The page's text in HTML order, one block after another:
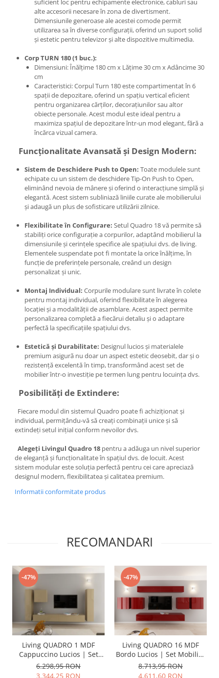
suficient loc pentru echipamente electronice, cabluri sau
alte accesorii necesare în zona de divertisment.
Dimensiunile generoase ale acestei comode permit
utilizarea sa în diverse configurații, oferind un suport solid
și estetic pentru televizor și alte dispozitive multimedia.
Corp TURN 180 (1 buc.):
Dimensiuni: Înălțime 180 cm x Lățime 30 cm x Adâncime 30
cm
Caracteristici: Corpul Turn 180 este compartimentat în 6
spații de depozitare, oferind un spațiu vertical eficient
pentru organizarea cărților, decorațiunilor sau altor
obiecte personale. Acest modul este ideal pentru a
maximiza spațiul de depozitare într-un mod elegant, fără a
încărca vizual camera.
Funcționalitate Avansată și Design Modern:
Sistem de Deschidere Push to Open: Toate modulele sunt
echipate cu un sistem de deschidere Tip-On Push to Open,
eliminând nevoia de mânere și oferind o interacțiune simplă și
elegantă. Acest sistem subliniază liniile curate ale mobilierului
și adaugă un plus de sofisticare utilizării zilnice.
Flexibilitate în Configurare: Setul Quadro 18 vă permite să
stabiliți orice configurație a corpurilor, adaptând mobilierul la
dimensiunile și cerințele specifice ale spațiului dvs. de living.
Elementele suspendate pot fi montate la orice înălțime, în
funcție de preferințele personale, creând un design
personalizat și unic.
Montaj Individual: Corpurile modulare sunt livrate în colete
pentru montaj individual, oferind flexibilitate în alegerea
locației și a modalității de asamblare. Acest aspect permite
personalizarea completă a fiecărui detaliu și o adaptare
perfectă la specificațiile spațiului dvs.
Estetică și Durabilitate: Designul lucios și materialele
premium asigură nu doar un aspect estetic deosebit, dar și o
rezistență excelentă în timp, transformând acest set de
mobilier într-o investiție pe termen lung pentru locuința dvs.
Posibilități de Extindere:
Fiecare modul din sistemul Quadro poate fi achiziționat și
individual, permițându-vă să creați combinații unice și să
extindeți setul inițial conform nevoilor dvs.
Alegeți Livingul Quadro 18 pentru a adăuga un nivel superior
de eleganță și funcționalitate în spațiul dvs. de locuit. Acest
sistem modular este soluția perfectă pentru cei care apreciază
designul modern, flexibilitatea și calitatea premium.
Informatii conformitate produs
RECOMANDARI
-47%
Living QUADRO 1 MDF
Cappuccino Lucios | Set
Mobilier Modular
Suspendat Premium
6.298,95 RON
3.344,25 RON
-47%
Living QUADRO 16 MDF
Bordo Lucios | Set Mobilier
Modular Suspendat
Premium Configurabil
8.713,95 RON
4.611,60 RON